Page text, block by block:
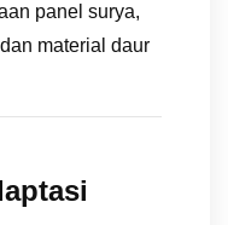
panel surya,
material daur